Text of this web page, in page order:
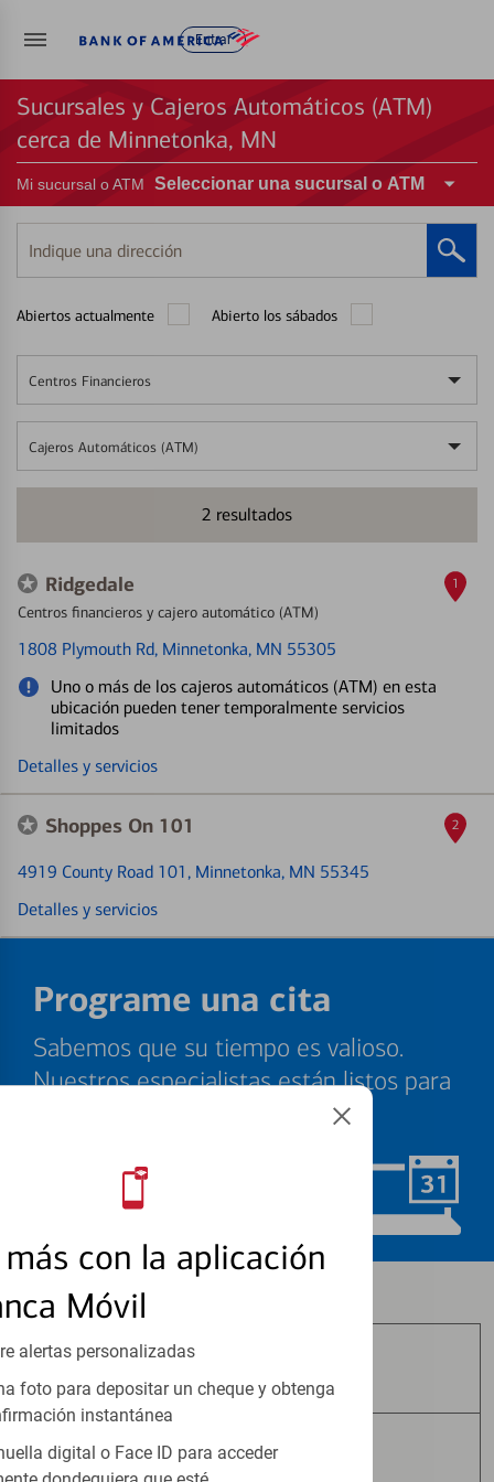
Entrar
con la aplicación
Móvil
alertas personalizadas
foto para depositar un cheque y obtenga
instantánea
digital o Face ID para acceder
Sucursales y Cajeros Automáticos (ATM)
cerca de Minnetonka, MN
Mi sucursal o ATM Seleccionar una sucursal o ATM
Indique
una
Abiertos actualmente Abierto los sábados
Centros Financieros
Cajeros Automáticos (ATM)
2 resultados
Ridgedale
Centros financieros y cajero automático (ATM)
1808 Plymouth Rd, Minnetonka, MN 55305
Uno o más de los cajeros automáticos (ATM) en esta
ubicación pueden tener temporalmente servicios
limitados
Detalles y servicios
1
Shoppes On 101
4919 County Road 101 , Minnetonka, MN 55345
Detalles y servicios
2
Programe una cita
Sabemos que su tiempo es valioso.
Nuestros especialistas están listos para
Programar ahora
Los productos de inversión y seguros:
No Tienen Garantía Bancaria